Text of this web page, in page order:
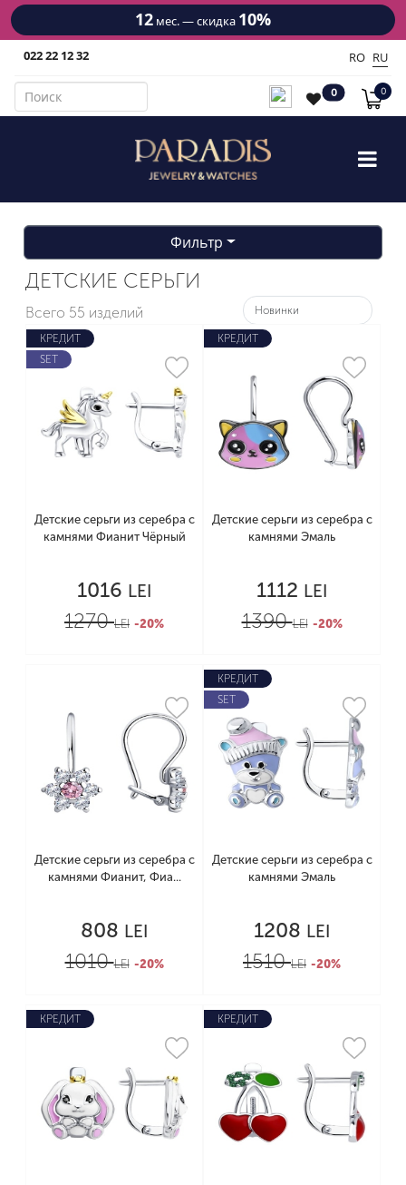
10%
022 22 12 32 RO RU
0 0
Фильтр
ДЕТСКИЕ СЕРЬГИ
Всего 55 изделий
КРЕДИТ
SET
Детские серьги из серебра с
камнями Фианит Чёрный
1016 LEI
1270LEI -20%
КРЕДИТ
Детские серьги из серебра с
камнями Эмаль
1112 LEI
1390LEI -20%
Детские серьги из серебра с
камнями Фианит, Фиа...
808 LEI
1010LEI -20%
КРЕДИТ
SET
Детские серьги из серебра с
камнями Эмаль
1208 LEI
1510LEI -20%
КРЕДИТ КРЕДИТ